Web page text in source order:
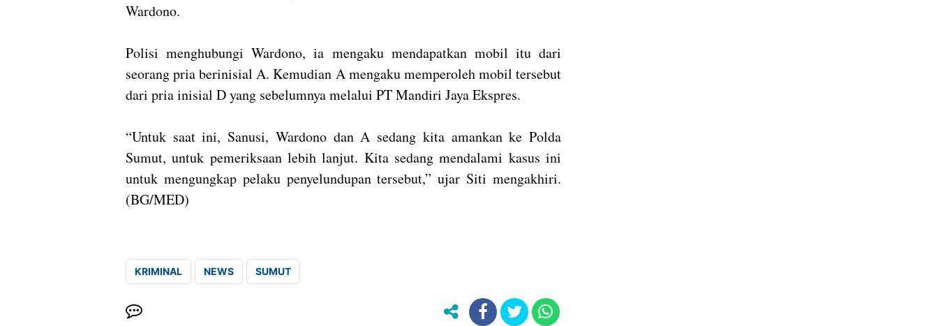
Wardono.
Polisi menghubungi Wardono, ia mengaku mendapatkan mobil itu dari
seorang pria berinisial A. Kemudian A mengaku memperoleh mobil tersebut
dari pria inisial D yang sebelumnya melalui PT Mandiri Jaya Ekspres.
“Untuk saat ini, Sanusi, Wardono dan A sedang kita amankan ke Polda
Sumut, untuk pemeriksaan lebih lanjut. Kita sedang mendalami kasus ini
untuk mengungkap pelaku penyelundupan tersebut,” ujar Siti mengakhiri.
(BG/MED)
KRIMINAL NEWS SUMUT